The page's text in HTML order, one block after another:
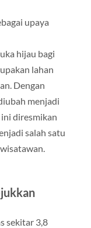
upaya
hijau bagi
lahan
Dengan
menjadi
diresmikan
salah satu
sekitar 3,8